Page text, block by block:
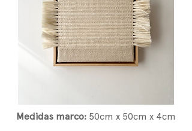
Medidas marco: 50cm x 50cm x 4cm